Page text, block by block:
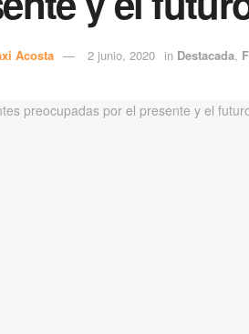
Acosta 2 junio, 2020 in Destacada,